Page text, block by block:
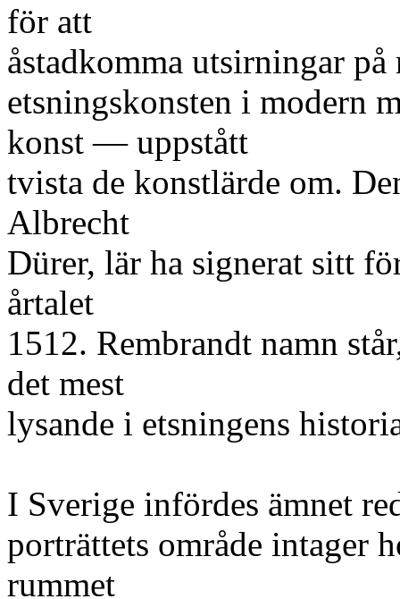
för att
åstadkomma utsirningar
etsningskonsten i modern
konst — uppstått
tvista de konstlärde om.
Albrecht
Dürer, lär ha signerat sitt
årtalet
1512. Rembrandt namn
det mest
lysande i etsningens
I Sverige infördes ämnet
porträttets område intager
rummet